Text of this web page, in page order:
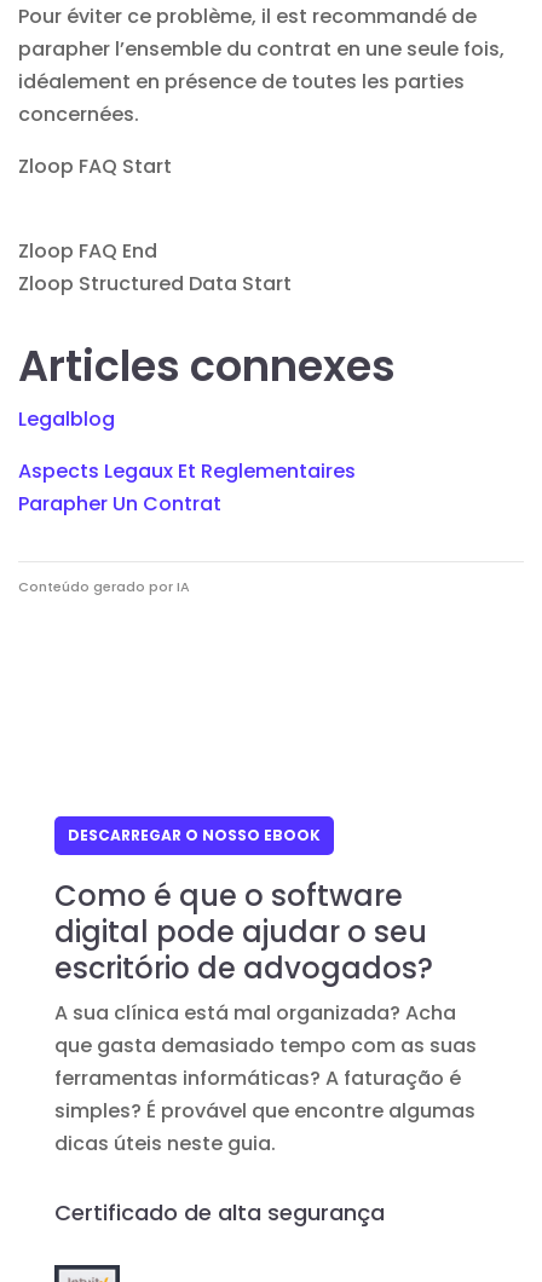
Pour éviter ce problème, il est recommandé de
parapher l’ensemble du contrat en une seule fois,
idéalement en présence de toutes les parties
concernées.
Zloop FAQ Start
Zloop FAQ End
Zloop Structured Data Start
Articles connexes
Legalblog
Aspects Legaux Et Reglementaires
Parapher Un Contrat
Conteúdo gerado por IA
DESCARREGAR O NOSSO EBOOK
Como é que o software
digital pode ajudar o seu
escritório de advogados?
A sua clínica está mal organizada? Acha
que gasta demasiado tempo com as suas
ferramentas informáticas? A faturação é
simples? É provável que encontre algumas
dicas úteis neste guia.
Certificado de alta segurança